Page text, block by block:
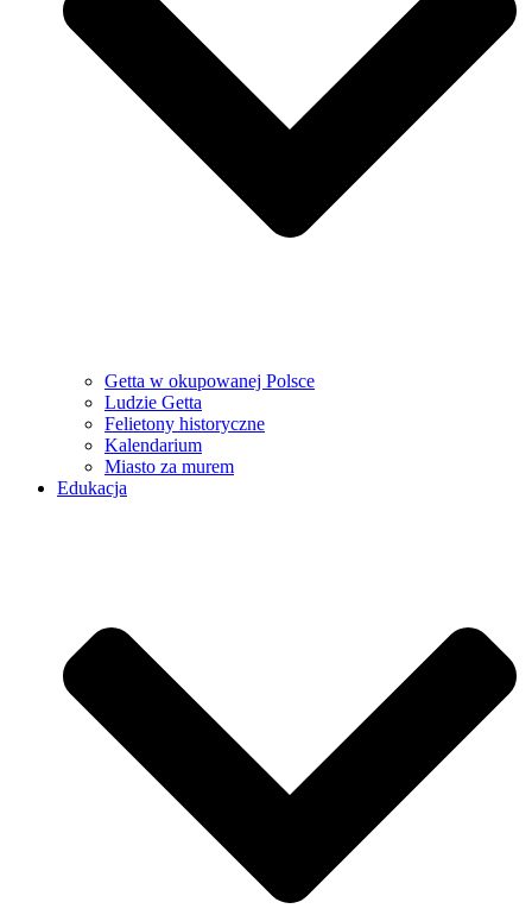
Getta w okupowanej Polsce
Ludzie Getta
Felietony historyczne
Kalendarium
Miasto za murem
Edukacja